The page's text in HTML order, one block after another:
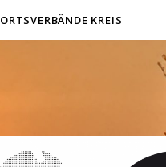
ORTSVERBÄNDE KREIS